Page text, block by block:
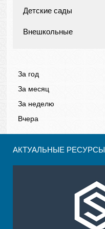
Детские сады
Внешкольные
За год
За месяц
За неделю
Вчера
АКТУАЛЬНЫЕ РЕСУРСЫ